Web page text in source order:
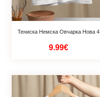
Тениска Немска Овчарка Нова 4
9.99€